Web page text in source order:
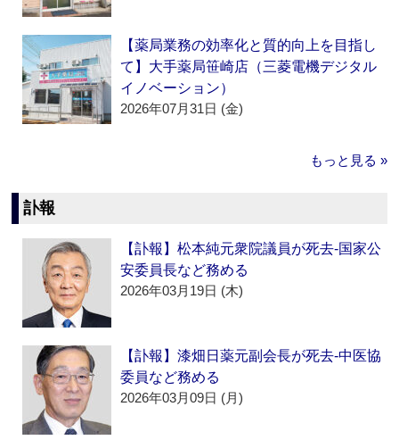
【薬局業務の効率化と質的向上を目指し
て】大手薬局笹崎店（三菱電機デジタル
イノベーション）
2026年07月31日 (金)
もっと見る »
訃報
【訃報】松本純元衆院議員が死去‐国家公
安委員長など務める
2026年03月19日 (木)
【訃報】漆畑日薬元副会長が死去‐中医協
委員など務める
2026年03月09日 (月)